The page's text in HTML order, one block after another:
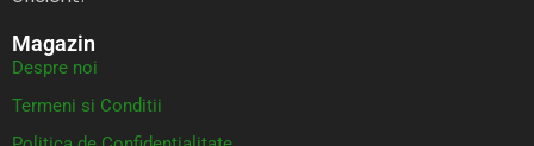
Magazin
Despre noi
Termeni si Conditii